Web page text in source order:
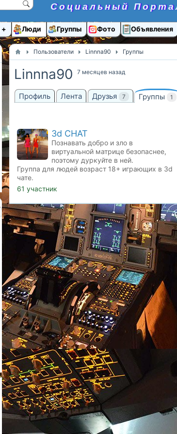
Социальный
Люди Группы Фото Объявления
Пользователи Linnna90 Группы
Linnna90 7 месяцев назад
Профиль Лента Друзья 7 Группы 1
3d CHAT
Познавать добро и зло в
виртуальной матрице безопаснее,
поэтому дуркуйте в ней.
Группа для людей возраст 18+ играющих в 3d
чате.
61 участник